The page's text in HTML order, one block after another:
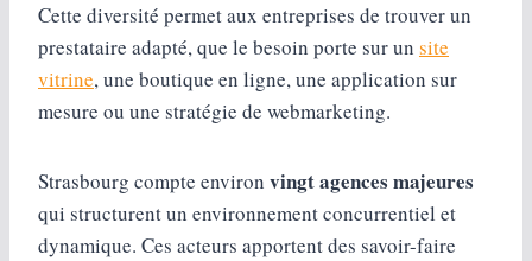
Cette diversité permet aux entreprises de trouver un
prestataire adapté, que le besoin porte sur un site
vitrine, une boutique en ligne, une application sur
mesure ou une stratégie de webmarketing.
Strasbourg compte environ vingt agences majeures
qui structurent un environnement concurrentiel et
dynamique. Ces acteurs apportent des savoir-faire